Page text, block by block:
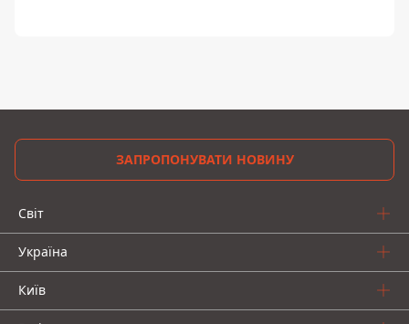
ЗАПРОПОНУВАТИ НОВИНУ
Світ
Україна
Київ